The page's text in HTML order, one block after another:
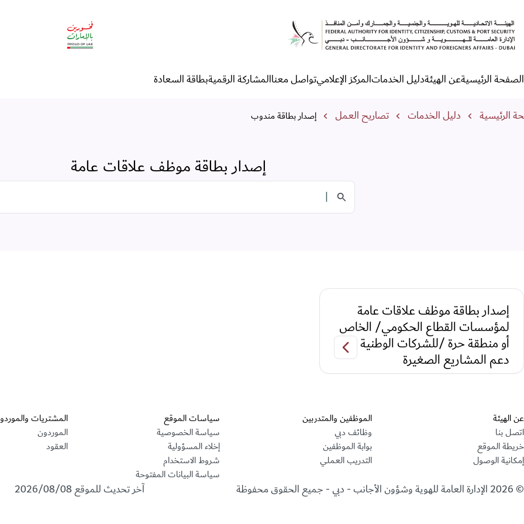
إصدار بطاقة موظف علاقات عامة
القائمة الرئيسية
الصفحة الرئيسيةعن الهيئةدليل الخدماتالمركز الإعلاميتواصل معناالمشاركة الرقميةبطاقة السعادة
مسار التنقل
الرئيسية دليل الخدمات تصاريح العمل إصدار بطاقة مندوب
إصدار بطاقة موظف علاقات عامة
إصدار بطاقة موظف علاقات عامة
لمؤسسات القطاع الحكومي/ الخاص
أو منطقة حرة /للشركات الوطنية -
دعم المشاريع الصغيرة
إصدار بطاقة موظف علاقات عامة لمؤسسات القطاع الحكومي/ الخاص أو منطقة حرة /للشركات الوطنية
عن الهيئة
اتصل بنا
خريطة الموقع
إمكانية الوصول
الموظفين والمتدربين
وظائف دبي
بوابة الموظفين
التدريب العملي
سياسات الموقع
سياسة الخصوصية
إخلاء المسؤولية
شروط الاستخدام
سياسة البيانات المفتوحة
المشتريات
الموردون
العقود
©
2026 الإدارة العامة للهوية وشؤون الأجانب - دبي - جميع الحقوق محفوظة آخر تحديث للموقع2026/08/08